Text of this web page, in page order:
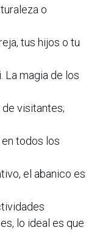
o
tus hijos o tu
La magia de los
visitantes;
todos los
el abanico es
lo ideal es que